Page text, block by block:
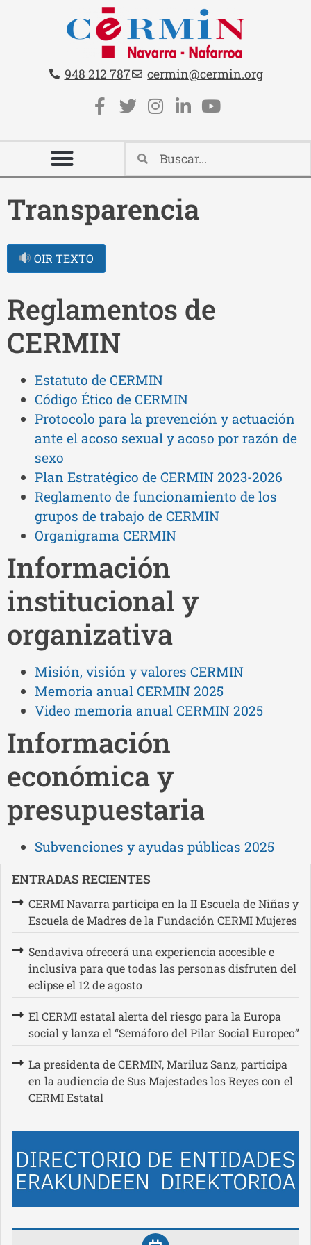
Contacto cabecera
Teléfono:
948 212 787 Email:
cermin@cermin.org
Redes sociales cabecera
Transparencia
OIR TEXTO
Reglamentos de
CERMIN
Estatuto de CERMIN
Código Ético de CERMIN
Protocolo para la prevención y actuación
ante el acoso sexual y acoso por razón de
sexo
Plan Estratégico de CERMIN 2023-2026
Reglamento de funcionamiento de los
grupos de trabajo de CERMIN
Organigrama CERMIN
Información
institucional y
organizativa
Misión, visión y valores CERMIN
Memoria anual CERMIN 2025
Video memoria anual CERMIN 2025
Información
económica y
presupuestaria
Subvenciones y ayudas públicas 2025
ENTRADAS RECIENTES
CERMI Navarra participa en la II Escuela de Niñas y
Escuela de Madres de la Fundación CERMI Mujeres
Sendaviva ofrecerá una experiencia accesible e
inclusiva para que todas las personas disfruten del
eclipse el 12 de agosto
El CERMI estatal alerta del riesgo para la Europa
social y lanza el “Semáforo del Pilar Social Europeo”
La presidenta de CERMIN, Mariluz Sanz, participa
en la audiencia de Sus Majestades los Reyes con el
CERMI Estatal